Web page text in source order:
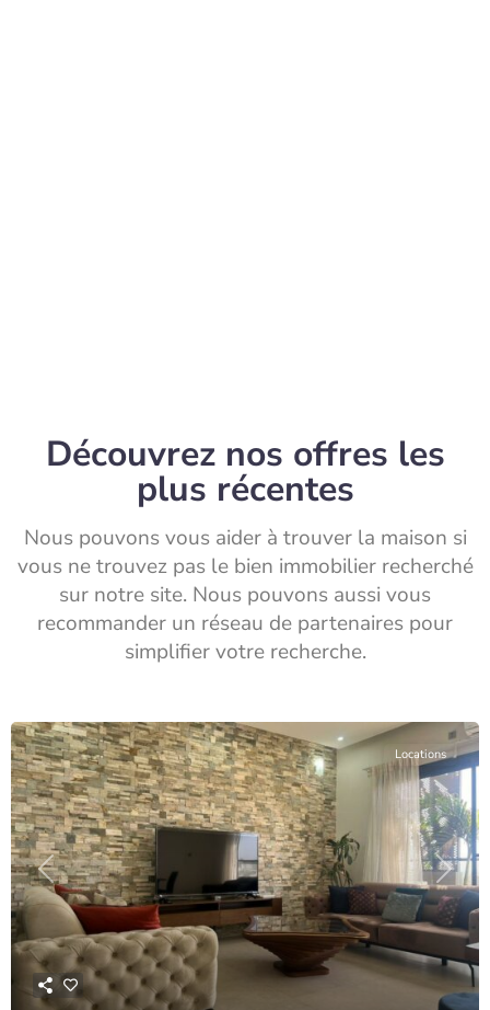
Découvrez nos offres les
plus récentes
Nous pouvons vous aider à trouver la maison si
vous ne trouvez pas le bien immobilier recherché
sur notre site. Nous pouvons aussi vous
recommander un réseau de partenaires pour
simplifier votre recherche.
Previous Next
Locations